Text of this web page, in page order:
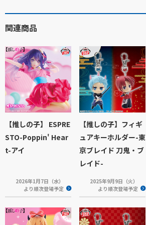
関連商品
【推しの子】 ESPRE
STO-Poppin' Hear
t-アイ
2026年1月7日（水）
より順次登場予定
【推しの子】フィギ
ュアキーホルダー-東
京ブレイド 刀鬼・ブ
レイド-
2025年9月9日（火）
より順次登場予定